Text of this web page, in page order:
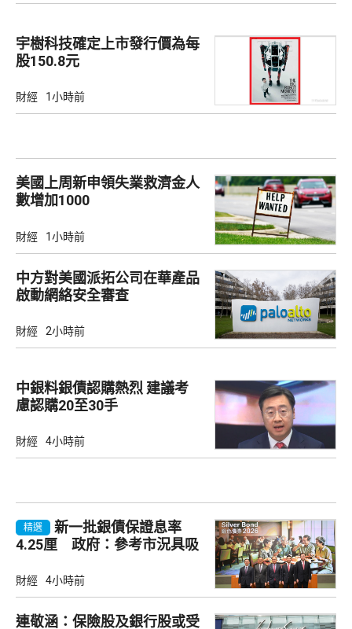
宇樹科技確定上市發行價為每
股150.8元
財經 1小時前
美國上周新申領失業救濟金人
數增加1000
財經 1小時前
中方對美國派拓公司在華產品
啟動網絡安全審查
財經 2小時前
中銀料銀債認購熱烈 建議考
慮認購20至30手
財經 4小時前
精選
新一批銀債保證息率
4.25厘 政府：參考市況具吸
財經 4小時前
連敬涵：保險股及銀行股或受